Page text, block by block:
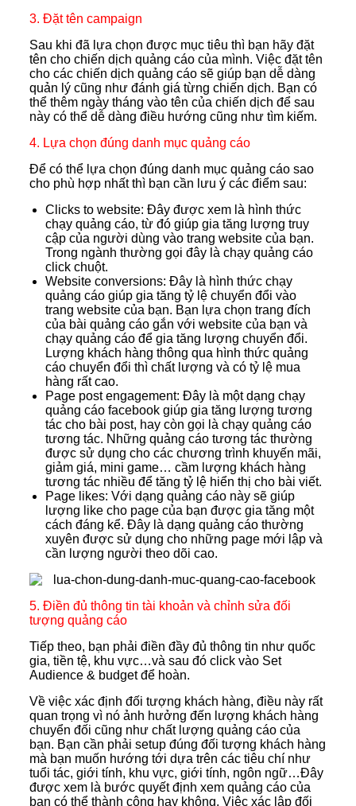
3. Đặt tên campaign
Sau khi đã lựa chọn được mục tiêu thì bạn hãy đặt
tên cho chiến dịch quảng cáo của mình. Việc đặt tên
cho các chiến dịch quảng cáo sẽ giúp bạn dễ dàng
quản lý cũng như đánh giá từng chiến dịch. Bạn có
thể thêm ngày tháng vào tên của chiến dịch để sau
này có thể dễ dàng điều hướng cũng như tìm kiếm.
4. Lựa chọn đúng danh mục quảng cáo
Để có thể lựa chọn đúng danh mục quảng cáo sao
cho phù hợp nhất thì bạn cần lưu ý các điểm sau:
Clicks to website: Đây được xem là hình thức
chạy quảng cáo, từ đó giúp gia tăng lượng truy
cập của người dùng vào trang website của bạn.
Trong ngành thường gọi đây là chạy quảng cáo
click chuột.
Website conversions: Đây là hình thức chạy
quảng cáo giúp gia tăng tỷ lệ chuyển đổi vào
trang website của bạn. Bạn lựa chọn trang đích
của bài quảng cáo gắn với website của bạn và
chạy quảng cáo để gia tăng lượng chuyển đổi.
Lượng khách hàng thông qua hình thức quảng
cáo chuyển đổi thì chất lượng và có tỷ lệ mua
hàng rất cao.
Page post engagement: Đây là một dạng chạy
quảng cáo facebook giúp gia tăng lượng tương
tác cho bài post, hay còn gọi là chạy quảng cáo
tương tác. Những quảng cáo tương tác thường
được sử dụng cho các chương trình khuyến mãi,
giảm giá, mini game… cầm lượng khách hàng
tương tác nhiều để tăng tỷ lệ hiển thị cho bài viết.
Page likes: Với dạng quảng cáo này sẽ giúp
lượng like cho page của bạn được gia tăng một
cách đáng kể. Đây là dạng quảng cáo thường
xuyên được sử dụng cho những page mới lập và
cần lượng người theo dõi cao.
5. Điền đủ thông tin tài khoản và chỉnh sửa đối
tượng quảng cáo
Tiếp theo, bạn phải điền đầy đủ thông tin như quốc
gia, tiền tệ, khu vực…và sau đó click vào Set
Audience & budget để hoàn.
Về việc xác định đối tượng khách hàng, điều này rất
quan trọng vì nó ảnh hưởng đến lượng khách hàng
chuyển đối cũng như chất lượng quảng cáo của
bạn. Bạn cần phải setup đúng đối tượng khách hàng
mà bạn muốn hướng tới dựa trên các tiêu chí như
tuổi tác, giới tính, khu vực, giới tính, ngôn ngữ…Đây
được xem là bước quyết định xem quảng cáo của
bạn có thể thành công hay không. Việc xác lập đối